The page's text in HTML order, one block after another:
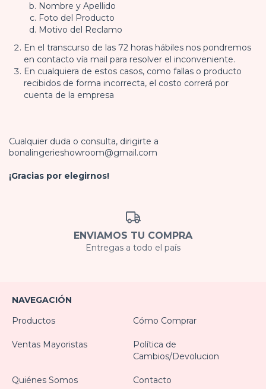
Nombre y Apellido
Foto del Producto
Motivo del Reclamo
En el transcurso de las 72 horas hábiles nos pondremos
en contacto vía mail para resolver el inconveniente.
En cualquiera de estos casos, como fallas o producto
recibidos de forma incorrecta, el costo correrá por
cuenta de la empresa
Cualquier duda o consulta, dirigirte a
bonalingerieshowroom@gmail.com
¡Gracias por elegirnos!
ENVIAMOS TU COMPRA
Entregas a todo el país
NAVEGACIÓN
Productos
Cómo Comprar
Ventas Mayoristas
Política de
Cambios/Devolucion
Quiénes Somos Contacto